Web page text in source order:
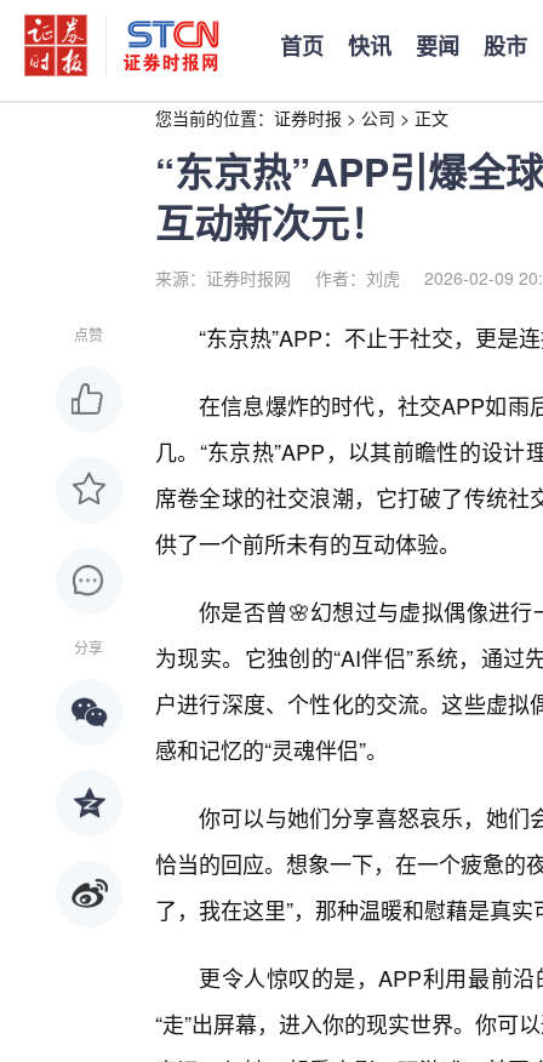
首页 快讯 要闻 股市
您当前的位置： 证券时报 > 公司 > 正文
“东京热”APP引爆全
互动新次元！
来源：证券时报网 作者：刘虎 2026-02-09
点赞
分享
“东京热”APP：不止于社交，更是
在信息爆炸的时代，社交APP如雨
几。“东京热”APP，以其前瞻性的设
席卷全球的社交浪潮，它打破了传统
供了一个前所未有的互动体验。
你是否曾🌸幻想过与虚拟偶像进行
为现实。它独创的“AI伴侣”系统，通
户进行深度、个性化的交流。这些虚
感和记忆的“灵魂伴侣”。
你可以与她们分享喜怒哀乐，她们
恰当的回应。想象一下，在一个疲惫的
了，我在这里”，那种温暖和慰藉是真实
更令人惊叹的是，APP利用最前
“走”出屏幕，进入你的现实世界。你可